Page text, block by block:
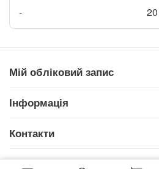
- 20
Мій обліковий запис
Інформація
Контакти